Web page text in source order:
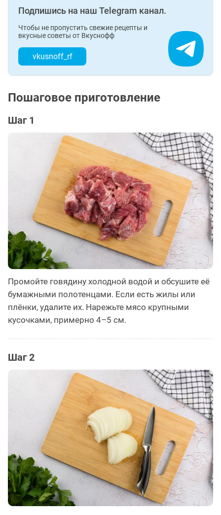
Подпишись на наш Telegram канал.
Чтобы не пропустить свежие рецепты и
вкусные советы от Вкуснофф
vkusnoff_rf
Пошаговое приготовление
Шаг 1
Промойте говядину холодной водой и обсушите её
бумажными полотенцами. Если есть жилы или
плёнки, удалите их. Нарежьте мясо крупными
кусочками, примерно 4–5 см.
Шаг 2